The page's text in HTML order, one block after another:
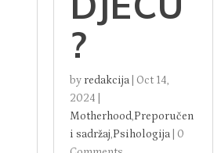
?
by redakcija
Oct 14,
2024
Motherhood,Preporučen
i sadržaj,Psihologija
0